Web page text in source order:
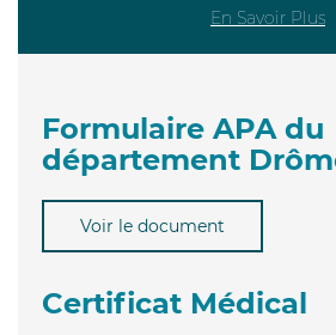
En Savoir Plus
Formulaire APA du
département
Voir le document
Certificat Médical